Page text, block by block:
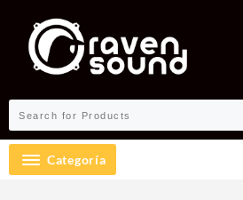
contenido
Categoría